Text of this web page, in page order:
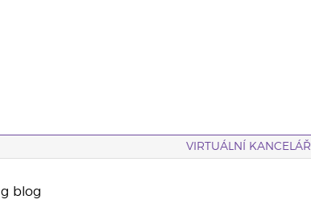
VIRTUÁLNÍ KANCELÁŘ
blog